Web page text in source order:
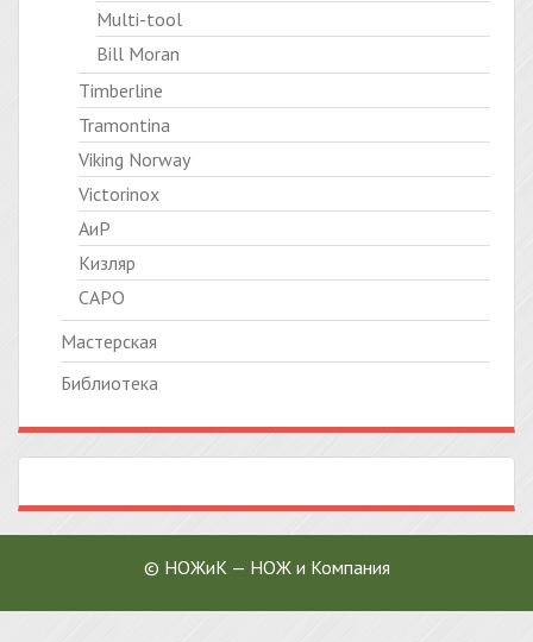
Multi-tool
Bill Moran
Timberline
Tramontina
Viking Norway
Victorinox
АиР
Кизляр
САРО
Мастерская
Библиотека
© НОЖиК — НОЖ и Компания